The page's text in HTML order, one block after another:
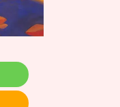
dragons